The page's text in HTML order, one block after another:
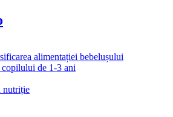
alimentației bebelușului
de 1-3 ani
nutriție